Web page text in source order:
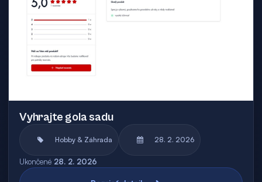
Vyhrajte gola sadu
Hobby & Záhrada 28. 2. 2026
Ukončené 28. 2. 2026